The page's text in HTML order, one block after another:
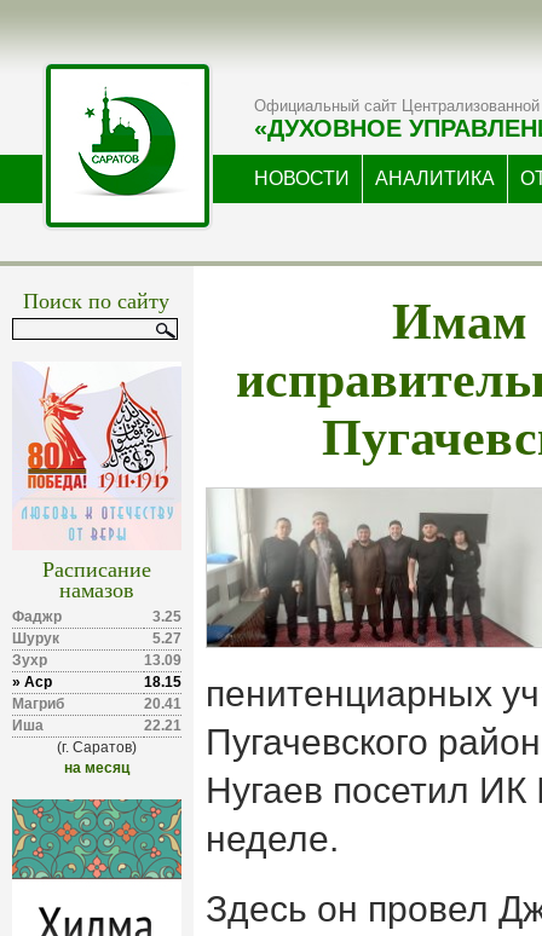
Официальный сайт Централизованной
«ДУХОВНОЕ
НОВОСТИ АНАЛИТИКА
Поиск по сайту
Расписание
намазов
Фаджр
3.25
Шурук
5.27
Зухр
13.09
» Аср
18.15
Магриб
20.41
Иша
22.21
(г. Саратов)
на месяц
Имам
пенитенциарных
Пугачевского
Нугаев посетил
неделе.
Здесь он провел